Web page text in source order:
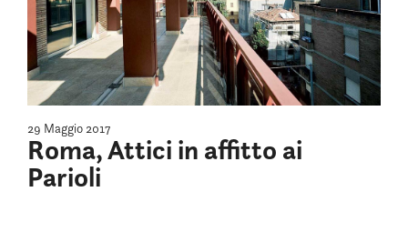
29 Maggio 2017
Roma, Attici in affitto ai
Parioli